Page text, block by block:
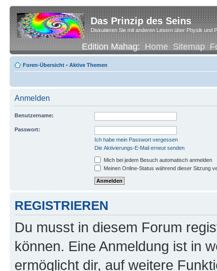
Das Prinzip des Seins
Diskutieren Sie mit anderen Lesern über Physik und
Edition Mahag:Home Sitemap
Foren-Übersicht • Aktive Themen
Anmelden
Benutzername:
Passwort:
Ich habe mein Passwort vergessen
Die Aktivierungs-E-Mail erneut senden
Mich bei jedem Besuch automatisch anmelden
Meinen Online-Status während dieser Sitzung
REGISTRIEREN
Du musst in diesem Forum
können. Eine Anmeldung ist in
ermöglicht dir, auf weitere